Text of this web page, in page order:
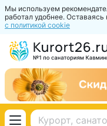
Мы используем
работал удобнее.
с политикой cookie